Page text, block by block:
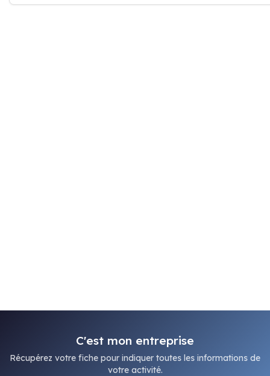
C'est mon entreprise
Récupérez votre fiche pour indiquer toutes les informations de
votre activité.